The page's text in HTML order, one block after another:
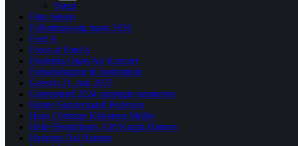
Slægt
Finn Jensen
Folketingsvalg marts 2026
Ford A
Fotos af Ford A
Frederiks Open Air Koncert
Fødselsdagstur til Juelsminde
Gensyn 21. maj 2025
Grænsetræf 2024 sprængte rammerne
Hanne Søndergaard Pedersen
Hans Christian Kirketerp-Møller
Helle Hendriksen. Gift Kragh-Hansen
Henning Dal Hansen